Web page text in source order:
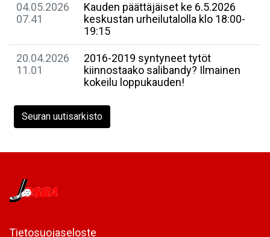
04.05.2026
07.41
Kauden päättäjäiset ke 6.5.2026
keskustan urheilutalolla klo 18:00-
19:15
20.04.2026
11.01
2016-2019 syntyneet tytöt
kiinnostaako salibandy? Ilmainen
kokeilu loppukauden!
Seuran uutisarkisto
Tietosuojaseloste